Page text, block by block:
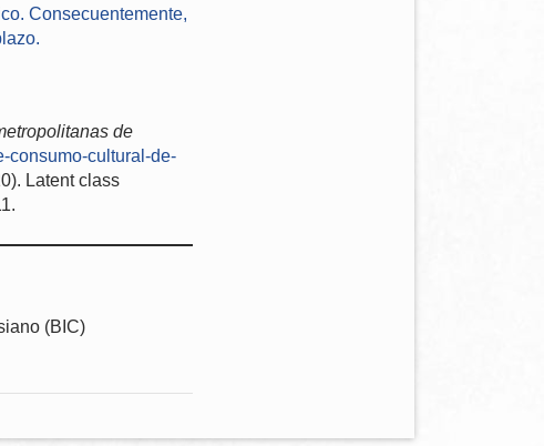
Consecuentemente,
de
consumo-cultural-de-
Latent class
(BIC)